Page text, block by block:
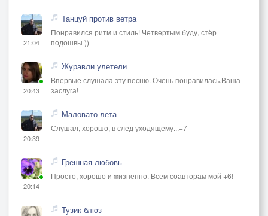
21:04
Танцуй против ветра
Понравился ритм и стиль! Четвертым буду, стёр
подошвы ))
20:43
Журавли улетели
Впервые слушала эту песню. Очень понравилась.Ваша
заслуга!
20:39
Маловато лета
Слушал, хорошо, в след уходящему...+7
20:14
Грешная любовь
Просто, хорошо и жизненно. Всем соавторам мой +6!
Тузик блюз